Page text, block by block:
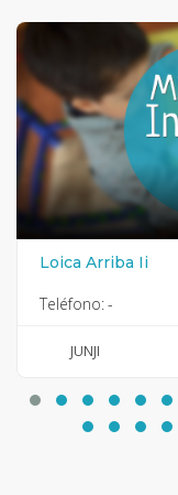
Loica Arriba Ii
Teléfono:-
JUNJI